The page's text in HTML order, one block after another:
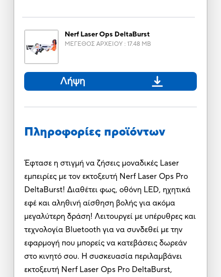
Nerf Laser Ops DeltaBurst
ΜΕΓΕΘΟΣ ΑΡΧΕΙΟΥ: 17.48 MB
Λήψη
Πληροφορίες προϊόντων
Έφτασε η στιγμή να ζήσεις μοναδικές Laser
εμπειρίες με τον εκτοξευτή Nerf Laser Ops Pro
DeltaBurst! Διαθέτει φως, οθόνη LED, ηχητικά
εφέ και αληθινή αίσθηση βολής για ακόμα
μεγαλύτερη δράση! Λειτουργεί με υπέρυθρες και
τεχνολογία Bluetooth για να συνδεθεί με την
εφαρμογή που μπορείς να κατεβάσεις δωρεάν
στο κινητό σου. Η συσκευασία περιλαμβάνει
εκτοξευτή Nerf Laser Ops Pro DeltaBurst,